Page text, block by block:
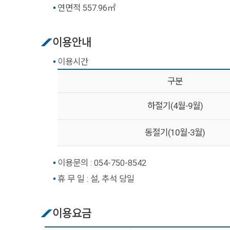
연면적 557.96㎡
이용안내
이용시간
구분
하절기(4월-9월)
동절기(10월-3월)
이용문의 : 054-750-8542
휴 무 일 : 설, 추석 당일
이용요금